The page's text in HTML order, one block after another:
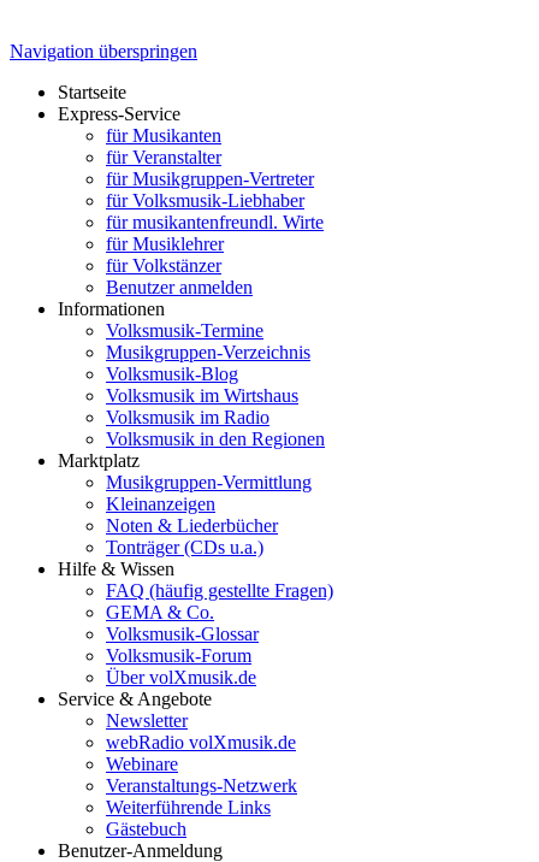
Navigation überspringen
Startseite
Express-Service
für Musikanten
für Veranstalter
für Musikgruppen-Vertreter
für Volksmusik-Liebhaber
für musikantenfreundl. Wirte
für Musiklehrer
für Volkstänzer
Benutzer anmelden
Informationen
Volksmusik-Termine
Musikgruppen-Verzeichnis
Volksmusik-Blog
Volksmusik im Wirtshaus
Volksmusik im Radio
Volksmusik in den Regionen
Marktplatz
Musikgruppen-Vermittlung
Kleinanzeigen
Noten & Liederbücher
Tonträger (CDs u.a.)
Hilfe & Wissen
FAQ (häufig gestellte Fragen)
GEMA & Co.
Volksmusik-Glossar
Volksmusik-Forum
Über volXmusik.de
Service & Angebote
Newsletter
webRadio volXmusik.de
Webinare
Veranstaltungs-Netzwerk
Weiterführende Links
Gästebuch
Benutzer-Anmeldung